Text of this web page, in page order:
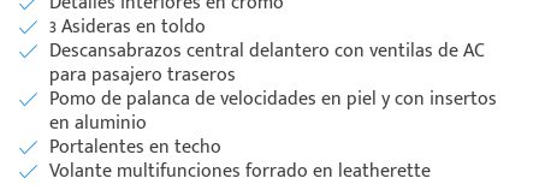
3 Asideras en toldo
Descansabrazos central delantero con ventilas de AC
para pasajero traseros
Pomo de palanca de velocidades en piel y con insertos
en aluminio
Portalentes en techo
Volante multifunciones forrado en leatherette